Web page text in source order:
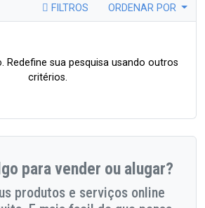
FILTROS ORDENAR POR
Redefine sua pesquisa usando outros
critérios.
para vender ou alugar?
produtos e serviços online